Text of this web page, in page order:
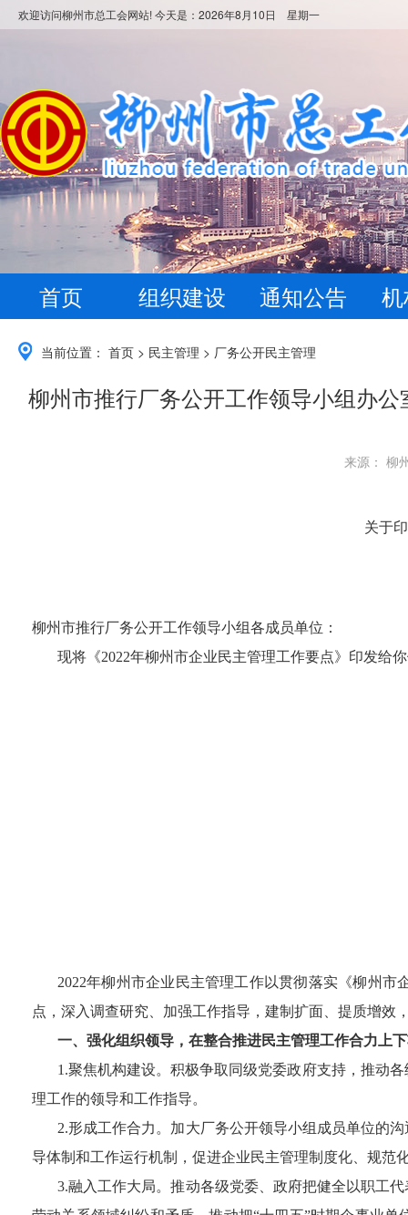
欢迎访问柳州市总工会网站! 今天是： 2026年8月10日 星期一
首页 组织建设 通知公告
当前位置： 首页 > 民主管理 > 厂务公开民主管理
柳州市推行厂务公开工作领导小组办
来源：
关于
柳州市推行厂务公开工作领导小组各成员单位：
现将《2022年柳州市企业民主管理工作要点》印发给
2022年柳州市企业民主管理工作以贯彻落实《柳州市
点，深入调查研究、加强工作指导，建制扩面、提质增效
一、强化组织领导，在整合推进民主管理工作合力上
1.聚焦机构建设。积极争取同级党委政府支持，推动
理工作的领导和工作指导。
2.形成工作合力。加大厂务公开领导小组成员单位的
导体制和工作运行机制，促进企业民主管理制度化、规范
3.融入工作大局。推动各级党委、政府把健全以职工